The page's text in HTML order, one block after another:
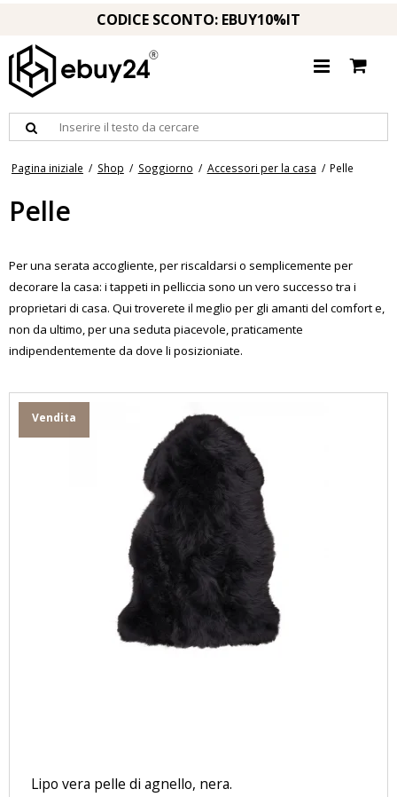
CODICE SCONTO: EBUY10%IT
Pagina iniziale / Shop / Soggiorno / Accessori per la casa / Pelle
Pelle
Per una serata accogliente, per riscaldarsi o semplicemente per
decorare la casa: i tappeti in pelliccia sono un vero successo tra i
proprietari di casa. Qui troverete il meglio per gli amanti del comfort e,
non da ultimo, per una seduta piacevole, praticamente
indipendentemente da dove li posizioniate.
Vendita
Lipo vera pelle di agnello, nera.